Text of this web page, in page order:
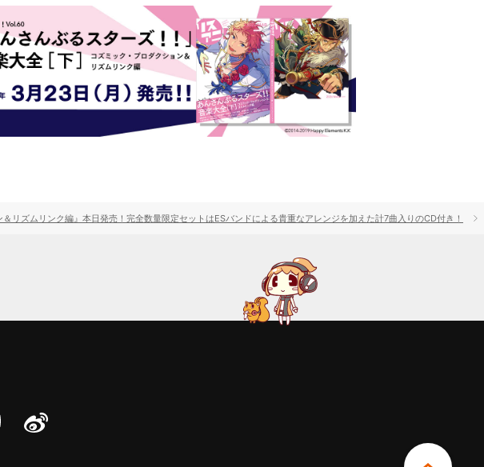
リズムリンク編』本日発売！完全数量限定セットはESバンドによる貴重なアレンジを加えた計7曲入りのCD付き！